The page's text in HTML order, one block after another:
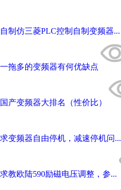
自制仿三菱PLC控制自制变频器...
一拖多的变频器有何优缺点
国产变频器大排名（性价比）
求变频器自由停机，减速停机问...
求教欧陆590励磁电压调整，参...